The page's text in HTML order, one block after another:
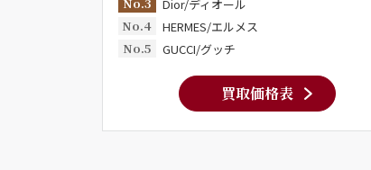
Dior/ディオール
No.4
HERMES/エルメス
No.5
GUCCI/グッチ
買取価格表